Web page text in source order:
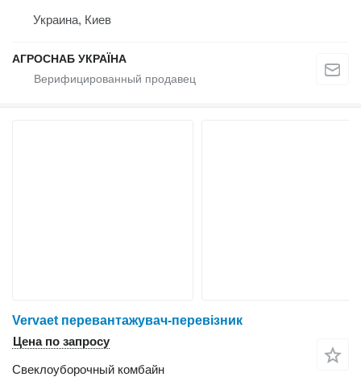
Украина, Киев
АГРОСНАБ УКРАЇНА
Vervaet перевантажувач-перевізник
Цена по запросу
Свеклоуборочный комбайн